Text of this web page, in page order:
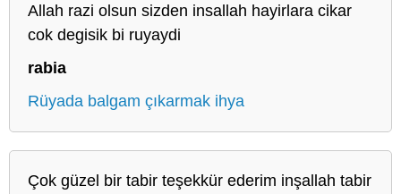
Allah razi olsun sizden insallah hayirlara cikar
cok degisik bi ruyaydi
rabia
Rüyada balgam çıkarmak ihya
Çok güzel bir tabir teşekkür ederim inşallah tabir